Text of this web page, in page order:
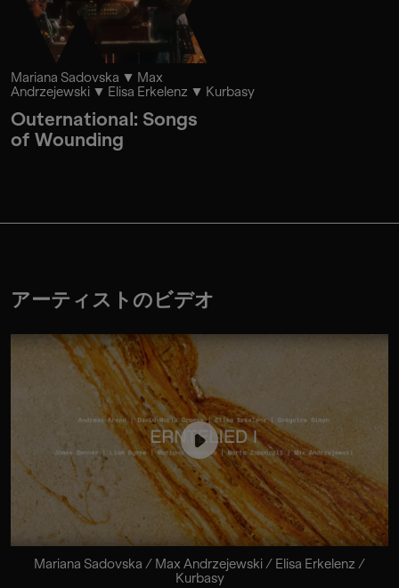
Mariana Sadovska
Max
Andrzejewski
Elisa Erkelenz Kurbasy
Outernational: Songs
of Wounding
アーティストのビデオ
Mariana Sadovska / Max Andrzejewski / Elisa Erkelenz /
Kurbasy